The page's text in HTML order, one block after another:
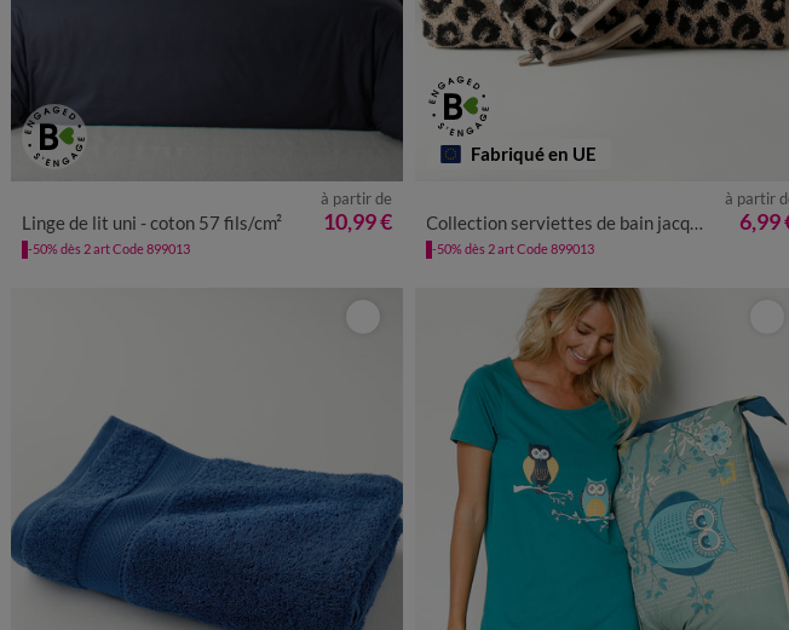
Linge de lit uni - coton 57 fils/cm²
à partir de
10,99 €
-50% dès 2 art Code 899013
Fabriqué en UE
Collection serviettes de bain jacquard motif peau de léopard 450 g/m2
à partir
6,99
-50% dès 2 art Code 899013